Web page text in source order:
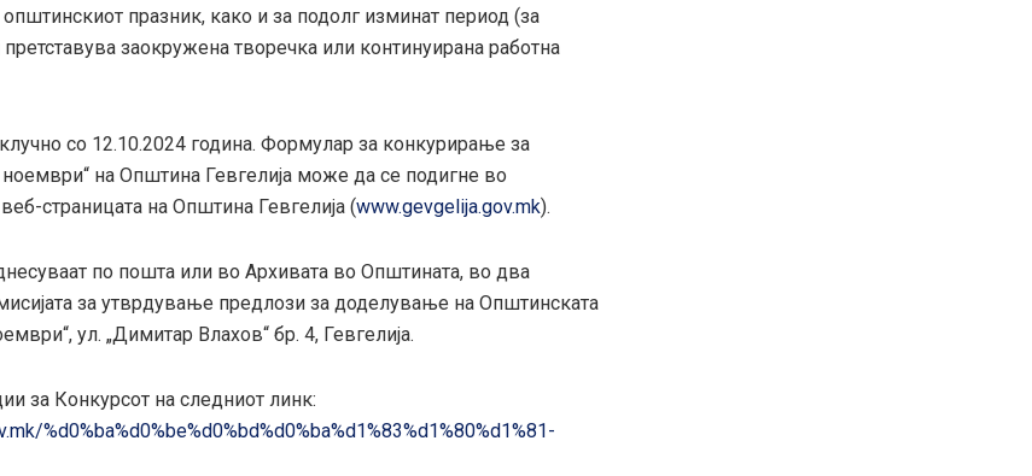
празник, како и за подолг изминат период (за
заокружена творечка или континуирана работна
со 12.10.2024 година. Формулар за конкурирање за
на Општина Гевгелија може да се подигне во
страницата на Општина Гевгелија (www.gevgelija.gov.mk).
по пошта или во Архивата во Општината, во два
за утврдување предлози за доделување на Општинската
ул. „Димитар Влахов“ бр. 4, Гевгелија.
за Конкурсот на следниот линк:
%d0%ba%d0%be%d0%bd%d0%ba%d1%83%d1%80%d1%81-